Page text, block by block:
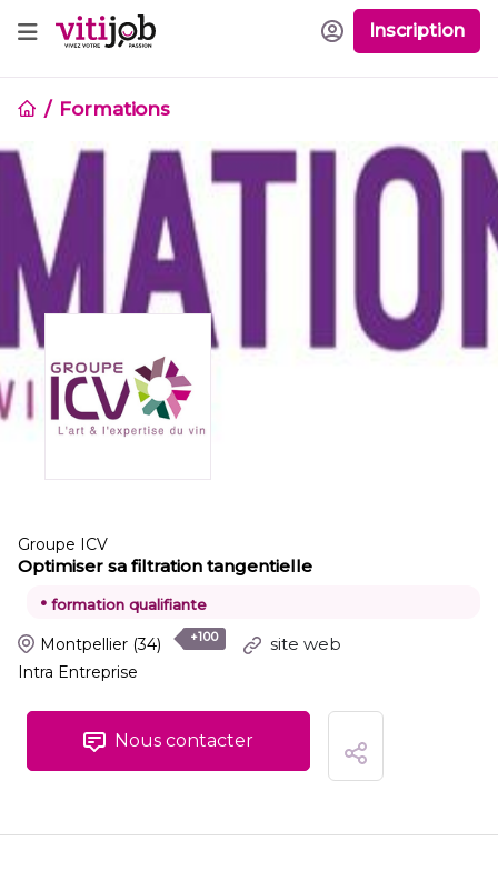
Inscription
Formations
Groupe ICV
Optimiser sa filtration tangentielle
• formation qualifiante
Montpellier (34) +100 site web
Intra Entreprise
Nous contacter